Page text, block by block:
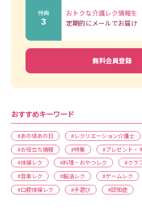
特典
3
おトクな介護レク情報を
定期的にメールでお届け
無料会員登録
おすすめキーワード
#あの頃あの日 #レクリエーション介護士
#お役立ち情報
#特集
#プレゼント・
#体操レク
#料理・おやつレク
#クラ
#音楽レク
#脳活レク #ゲームレク
#口腔体操レク
#手遊び #認知症